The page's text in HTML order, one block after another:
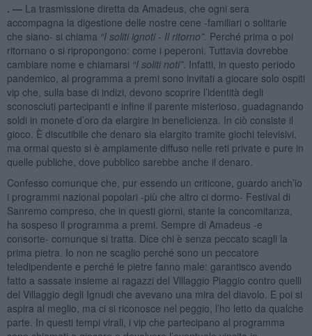
. — La trasmissione diretta da Amadeus, che ogni sera
accompagna la digestione delle nostre cene -familiari o solitarie
che siano- si chiama “I soliti ignoti - Il ritorno”. Perché prima o poi
ritornano o si ripropongono: come i peperoni. Tuttavia dovrebbe
cambiare nome e chiamarsi “I soliti noti”. Infatti, in questo periodo
pandemico, al programma a premi sono invitati a giocare solo ospiti
vip che, sulla base di indizi, devono scoprire l’identità degli
sconosciuti partecipanti e infine il parente misterioso, guadagnando
soldi in monete d’oro da elargire in beneficienza. In ciò consiste il
gioco. È discutibile che denaro sia elargito tramite giochi televisivi,
ma ormai questo si è ampiamente diffuso nelle reti private e pure in
quelle publiche, dove pubblico sarebbe anche il denaro.
Confesso comunque che, pur essendo un criticone, guardo anch’io
i programmi nazional popolari -più che altro ci dormo- Festival di
Sanremo compreso, che in questi giorni, stante la concomitanza,
ha sospeso il programma a premi. Sempre di Amadeus -e
consorte- comunque si tratta. Dice chi è senza peccato scagli la
prima pietra. Io non ne scaglio perché sono un peccatore
teledipendente e perché le pietre fanno male: garantisco avendo
fatto a sassate insieme ai ragazzi del Villaggio Piaggio contro quelli
del Villaggio degli Ignudi che avevano una mira del diavolo. E poi si
aspira al meglio, ma ci si riconosce nel peggio, l’ho letto da qualche
parte. In questi tempi virali, i vip che partecipano al programma